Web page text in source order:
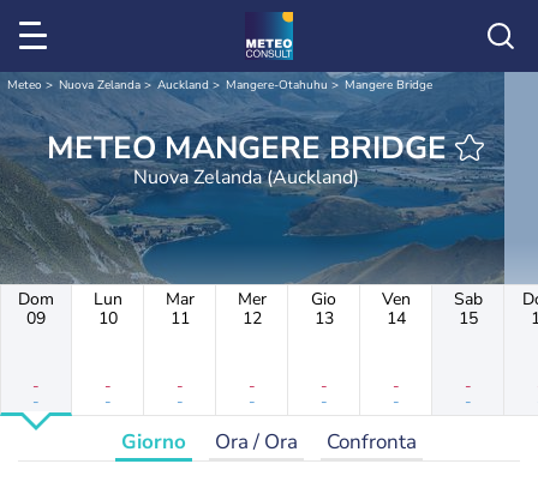
Meteo Nuova Zelanda Auckland Mangere-Otahuhu Mangere Bridge
METEO MANGERE BRIDGE
Nuova Zelanda (Auckland)
Dom
09
-
-
Lun
10
-
-
Mar
11
-
-
Mer
12
-
-
Gio
13
-
-
Ven
14
-
-
Sab
15
-
-
Giorno Ora / Ora Confronta